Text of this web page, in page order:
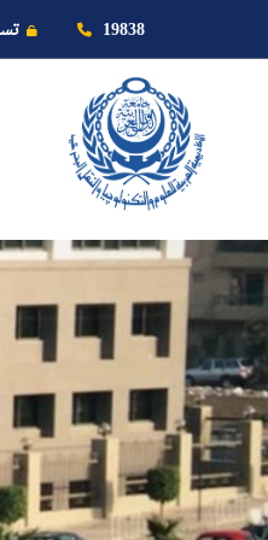
19838
عن
القبول
الدراسات